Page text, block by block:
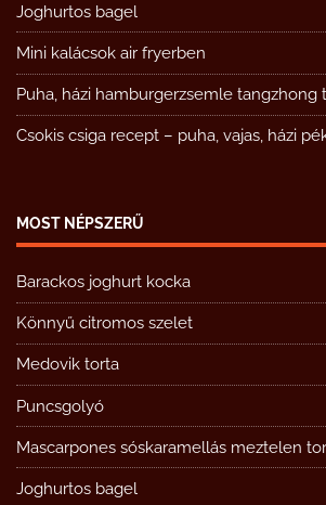
Joghurtos bagel
Mini kalácsok air fryerben
Puha, házi hamburgerzsemle tangzhong
Csokis csiga recept – puha, vajas, házi
MOST NÉPSZERŰ
Barackos joghurt kocka
Könnyű citromos szelet
Medovik torta
Puncsgolyó
Mascarpones sóskaramellás meztelen
Joghurtos bagel